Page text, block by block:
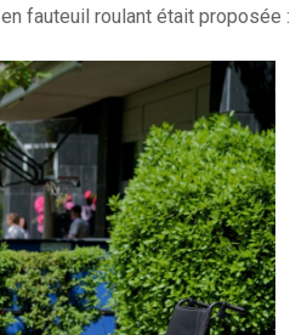
fauteuil roulant était proposée :